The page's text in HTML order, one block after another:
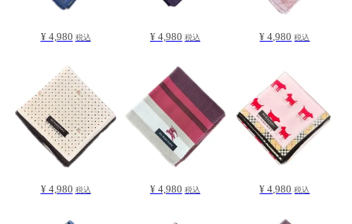
¥ 4,980 税込 ¥ 4,980 税込 ¥ 4,980 税込
¥ 4,980 税込 ¥ 4,980 税込 ¥ 4,980 税込